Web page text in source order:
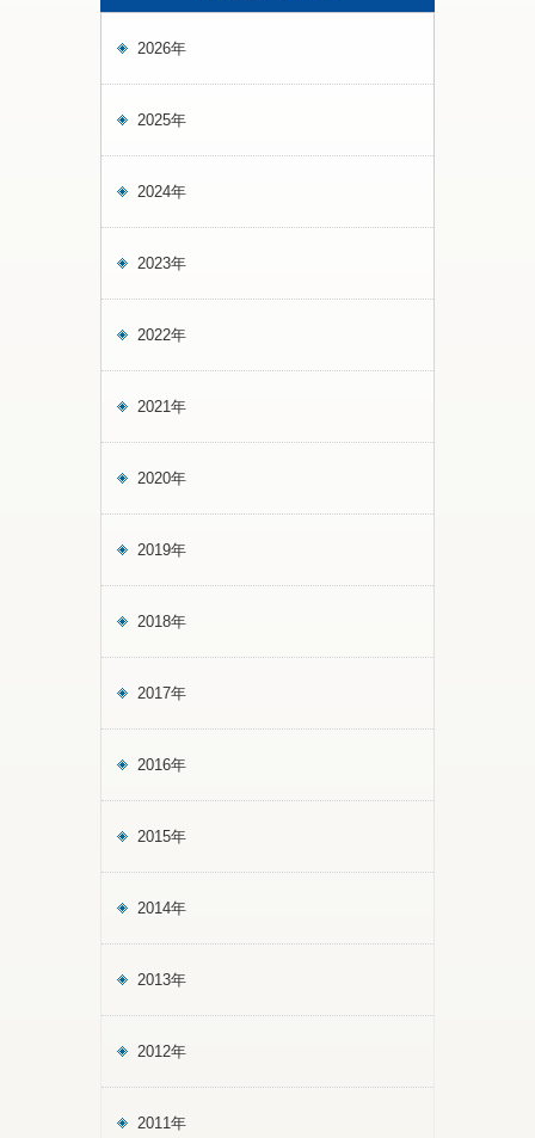
2026年
2025年
2024年
2023年
2022年
2021年
2020年
2019年
2018年
2017年
2016年
2015年
2014年
2013年
2012年
2011年